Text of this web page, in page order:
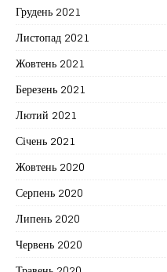
Грудень 2021
Листопад 2021
Жовтень 2021
Березень 2021
Лютий 2021
Січень 2021
Жовтень 2020
Серпень 2020
Липень 2020
Червень 2020